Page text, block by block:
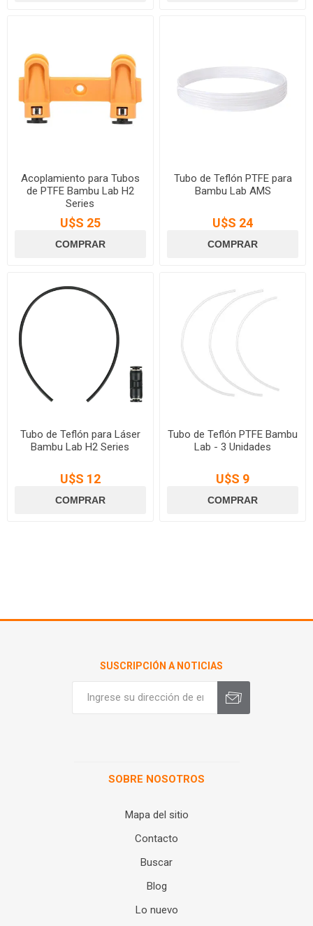
Acoplamiento para Tubos
de PTFE Bambu Lab H2
Series
U$S 25
Tubo de Teflón PTFE para
Bambu Lab AMS
U$S 24
Tubo de Teflón para Láser
Bambu Lab H2 Series
U$S 12
Tubo de Teflón PTFE Bambu
Lab - 3 Unidades
U$S 9
SUSCRIPCIÓN A NOTICIAS
SOBRE NOSOTROS
Mapa del sitio
Contacto
Buscar
Blog
Lo nuevo